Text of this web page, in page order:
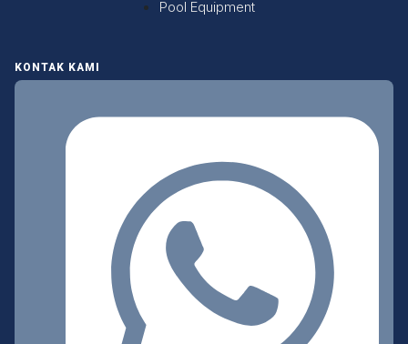
Pool Equipment
KONTAK KAMI
CHAT
Admin 2
62811893101